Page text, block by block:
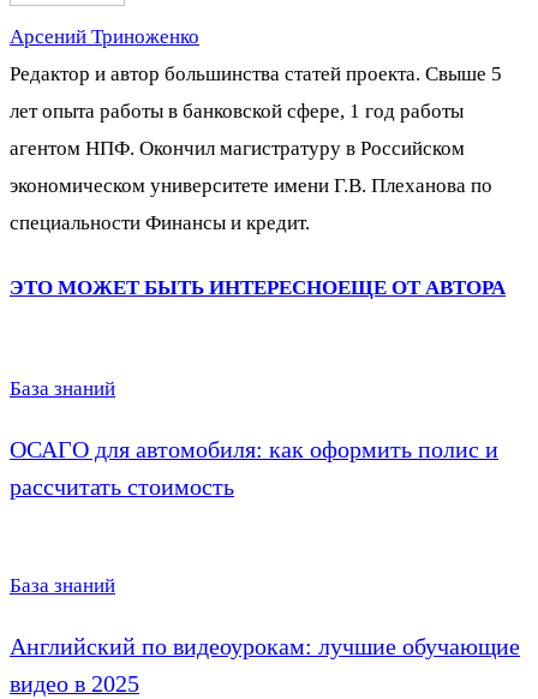
Арсений Триноженко
Редактор и автор большинства статей проекта. Свыше 5
лет опыта работы в банковской сфере, 1 год работы
агентом НПФ. Окончил магистратуру в Российском
экономическом университете имени Г.В. Плеханова по
специальности Финансы и кредит.
ЭТО МОЖЕТ БЫТЬ ИНТЕРЕСНОЕЩЕ ОТ АВТОРА
База знаний
ОСАГО для автомобиля: как оформить полис и
рассчитать стоимость
База знаний
Английский по видеоурокам: лучшие обучающие
видео в 2025